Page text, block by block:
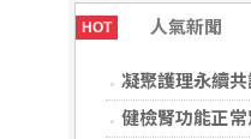
HOT 人氣新聞
凝聚護理永續共識！林口長庚醫院攜
健檢腎功能正常別大意！